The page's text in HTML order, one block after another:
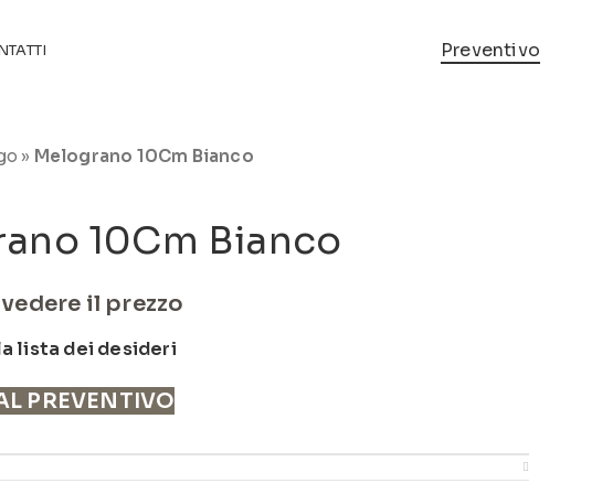
Preventivo
» Melograno 10Cm Bianco
10Cm Bianco
il prezzo
lista dei desideri
PREVENTIVO